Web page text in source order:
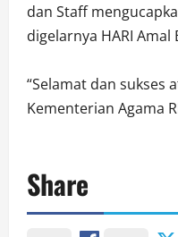
dan Staff
digelarnya HARI Amal
“Selamat dan sukses
Kementerian Agama
Share